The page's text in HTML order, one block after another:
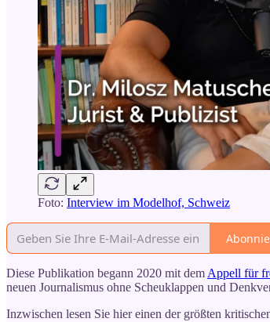
Foto: Interview im Modelhof, Schweiz
Diese Publikation begann 2020 mit dem Appell für
neuen Journalismus ohne Scheuklappen und
Inzwischen lesen Sie hier einen der größten